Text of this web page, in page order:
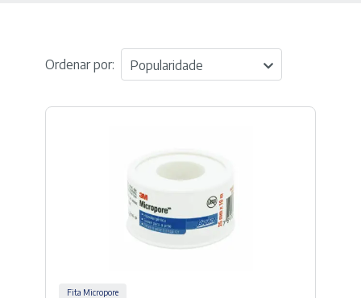
Ordenar por: Popularidade
Fita Micropore